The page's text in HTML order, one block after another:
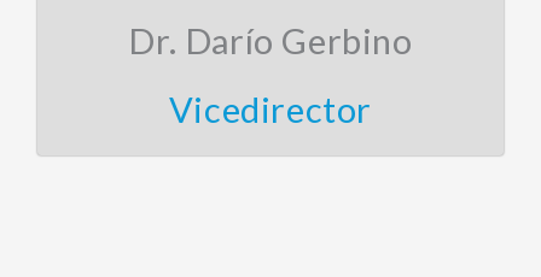
Dr. Darío Gerbino
Vicedirector